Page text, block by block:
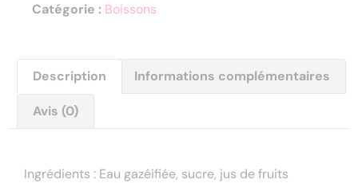
Catégorie : Boissons
Description Informations complémentaires
Avis (0)
Ingrédients : Eau gazéifiée, sucre, jus de fruits